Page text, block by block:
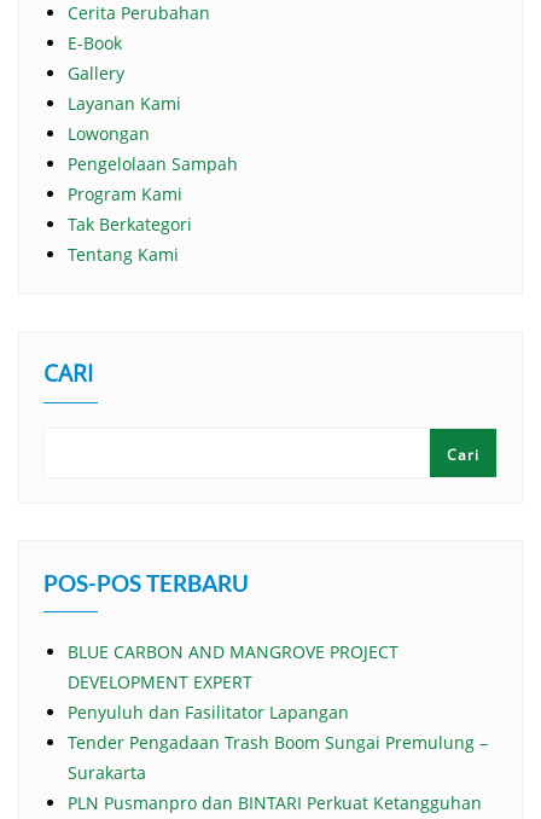
Cerita Perubahan
E-Book
Gallery
Layanan Kami
Lowongan
Pengelolaan Sampah
Program Kami
Tak Berkategori
Tentang Kami
CARI
Cari
POS-POS TERBARU
BLUE CARBON AND MANGROVE PROJECT
DEVELOPMENT EXPERT
Penyuluh dan Fasilitator Lapangan
Tender Pengadaan Trash Boom Sungai Premulung –
Surakarta
PLN Pusmanpro dan BINTARI Perkuat Ketangguhan